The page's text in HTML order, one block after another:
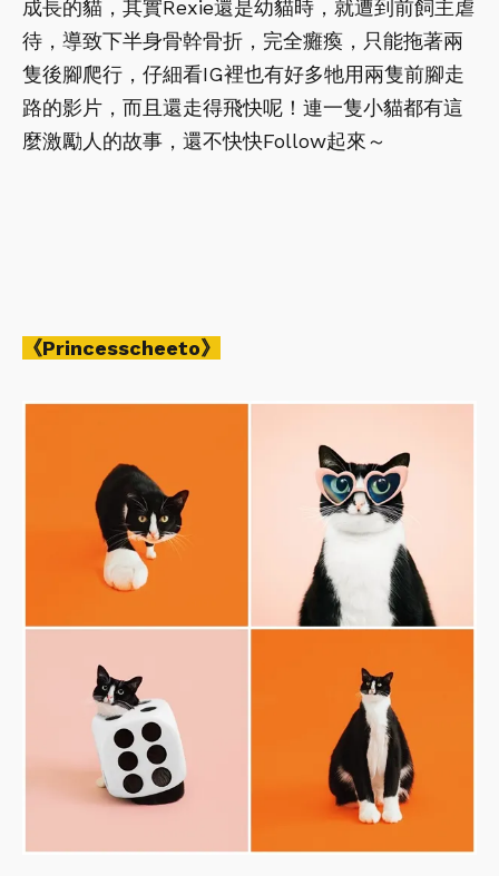
成長的貓，其實Rexie還是幼貓時，就遭到前飼主虐
待，導致下半身骨幹骨折，完全癱瘓，只能拖著兩
隻後腳爬行，仔細看IG裡也有好多牠用兩隻前腳走
路的影片，而且還走得飛快呢！連一隻小貓都有這
麼激勵人的故事，還不快快Follow起來～
《Princesscheeto》